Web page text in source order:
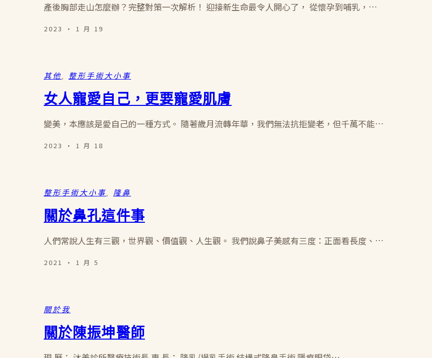
產後胸部走山怎麼辦？完整對策一次解析！ 迎接新生命最令人開心了， 從懷孕到哺乳，…
2023 · 1 月 19
其他 整形手術大小事
女人寵愛自己，更要寵愛肌膚
變美，本應該是愛自己的一種方式。 隨著歲月流轉年華，我們無法抗拒變老，但千萬不能…
2023 · 1 月 18
整形手術大小事 隆鼻
關於鼻孔這件事
人們常說人生有三觀，世界觀、價值觀、人生觀。 我們說鼻子美感有三度：正面看長度、…
2021 · 1 月 5
關於我
關於陳振坤醫師